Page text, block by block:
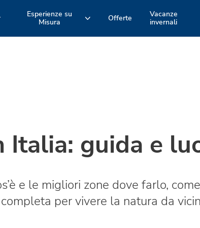
Animazione
Esperienze su
Misura
Offerte
Vacanze
invernali
guida e
e le migliori zone dove farlo,
per vivere la natura da